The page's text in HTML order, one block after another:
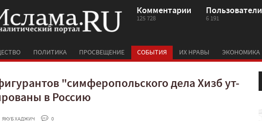
Комментарии
125 728
Пользователи
6 191
ПОЛИТИКА ПРОСВЕЩЕНИЕ СОБЫТИЯ ИХ НРАВЫ ЭКОНОМИКА
"симферопольского дела Хизб ут-
в Россию
ЯКУБ ХАДЖИЧ 0